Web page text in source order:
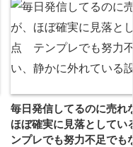
毎日発信してるのに売れ
ほぼ確実に見落として
ンプレでも努力不足でも